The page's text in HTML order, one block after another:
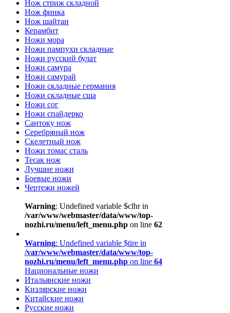
Нож стриж складной
Нож финка
Нож шайтан
Керамбит
Ножи мора
Ножи пампухи складные
Ножи русский булат
Ножи самура
Ножи самурай
Ножи складные германия
Ножи складные сша
Ножи сог
Ножи спайдерко
Сантоку нож
Серебряный нож
Скелетный нож
Ножи томас сталь
Тесак нож
Лучшие ножи
Боевые ножи
Чертежи ножей
Warning: Undefined variable $clhr in
/var/www/webmaster/data/www/top-
nozhi.ru/menu/left_menu.php on line 62
Warning: Undefined variable $tire in
/var/www/webmaster/data/www/top-
nozhi.ru/menu/left_menu.php on line 64
Национальные ножи
Итальянские ножи
Кизлярские ножи
Китайские ножи
Русские ножи